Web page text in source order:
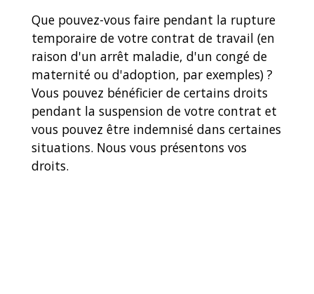
Que pouvez-vous faire pendant la rupture
temporaire de votre contrat de travail (en
raison d'un arrêt maladie, d'un congé de
maternité ou d'adoption, par exemples) ?
Vous pouvez bénéficier de certains droits
pendant la suspension de votre contrat et
vous pouvez être indemnisé dans certaines
situations. Nous vous présentons vos
droits.